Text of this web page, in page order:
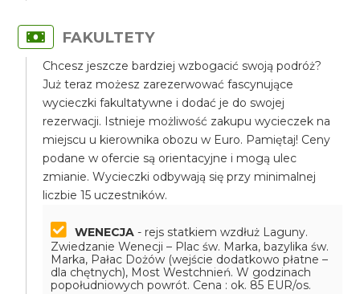
FAKULTETY
Chcesz jeszcze bardziej wzbogacić swoją podróż?
Już teraz możesz zarezerwować fascynujące
wycieczki fakultatywne i dodać je do swojej
rezerwacji. Istnieje możliwość zakupu wycieczek na
miejscu u kierownika obozu w Euro. Pamiętaj! Ceny
podane w ofercie są orientacyjne i mogą ulec
zmianie. Wycieczki odbywają się przy minimalnej
liczbie 15 uczestników.
WENECJA- rejs statkiem wzdłuż Laguny.
Zwiedzanie Wenecji – Plac św. Marka, bazylika św.
Marka, Pałac Dożów (wejście dodatkowo płatne –
dla chętnych), Most Westchnień. W godzinach
popołudniowych powrót. Cena : ok. 85 EUR/os.